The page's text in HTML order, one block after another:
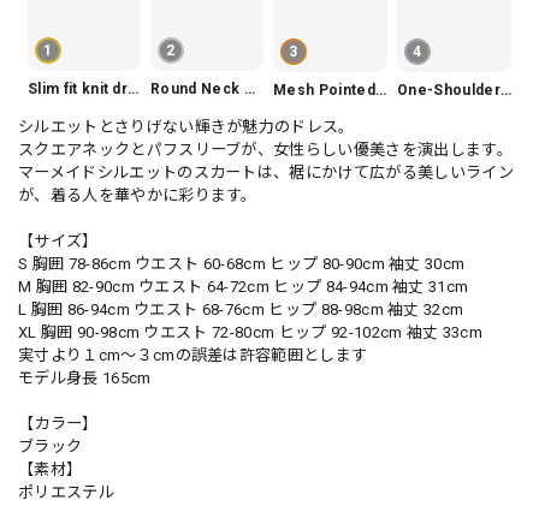
1
Slim fit knit dress(3color) V1330
2
Round Neck Tiered Sleeveless Dress V2290
3
Mesh Pointed Toe Pumps V165
4
One-Shoulder Slim-Fit Flattering Mermaid Skirt Dress V2295
シルエットとさりげない輝きが魅力のドレス。
スクエアネックとパフスリーブが、女性らしい優美さを演出します。
マーメイドシルエットのスカートは、裾にかけて広がる美しいライン
が、着る人を華やかに彩ります。
【サイズ】
S 胸囲 78-86cm ウエスト 60-68cm ヒップ 80-90cm 袖丈 30cm
M 胸囲 82-90cm ウエスト 64-72cm ヒップ 84-94cm 袖丈 31cm
L 胸囲 86-94cm ウエスト 68-76cm ヒップ 88-98cm 袖丈 32cm
XL 胸囲 90-98cm ウエスト 72-80cm ヒップ 92-102cm 袖丈 33cm
実寸より１cm〜３cmの誤差は許容範囲とします
モデル身長 165cm
【カラー】
ブラック
【素材】
ポリエステル